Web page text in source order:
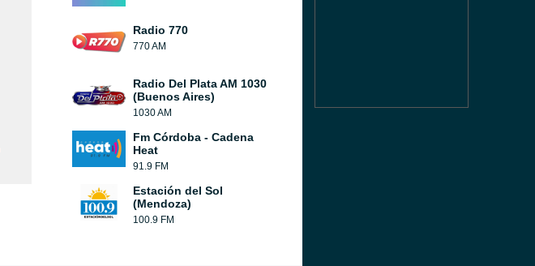
Radio 770
770 AM
Radio Del Plata AM 1030
(Buenos Aires)
1030 AM
Fm Córdoba - Cadena
Heat
91.9 FM
Estación del Sol
(Mendoza)
100.9 FM